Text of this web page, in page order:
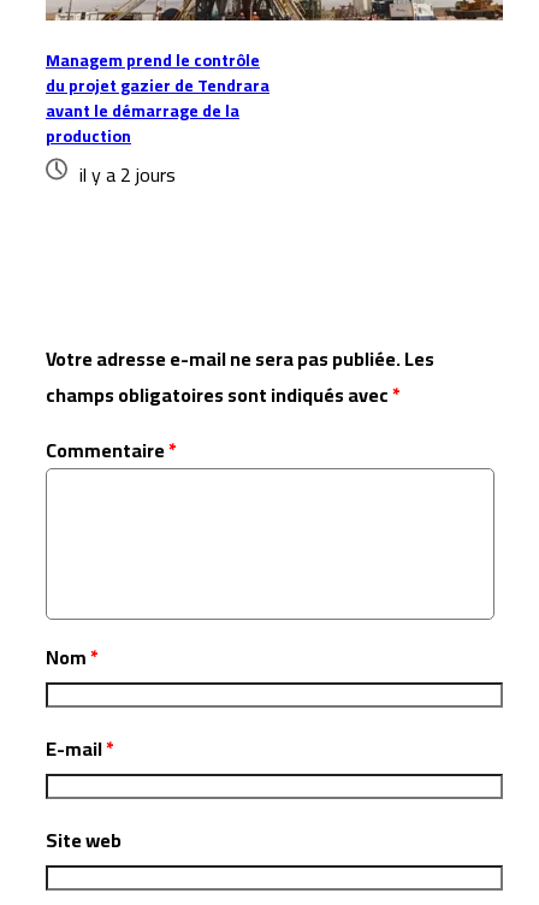
Managem prend le contrôle
du projet gazier de Tendrara
avant le démarrage de la
production
il y a 2 jours
Votre adresse e-mail ne sera pas publiée.Les
champs obligatoires sont indiqués avec*
Commentaire*
Nom*
E-mail*
Site web